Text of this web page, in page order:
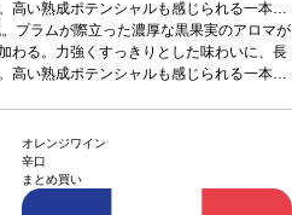
高い熟成ポテンシャルも感じられる一本。
身肉、チーズなどと好相性葡萄品種メル
ィンテージが在庫切れの場合、在庫があり
テージに変更されます、ご了承ください。
プラムが際立った濃厚な黒果実のアロマが
わる。力強くすっきりとした味わいに、長
高い熟成ポテンシャルも感じられる一本。
テージに変更されます、ご了承ください。
オレンジワイン
辛口
まとめ買い